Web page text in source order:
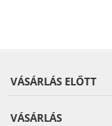
VÁSÁRLÁS ELŐTT
VÁSÁRLÁS